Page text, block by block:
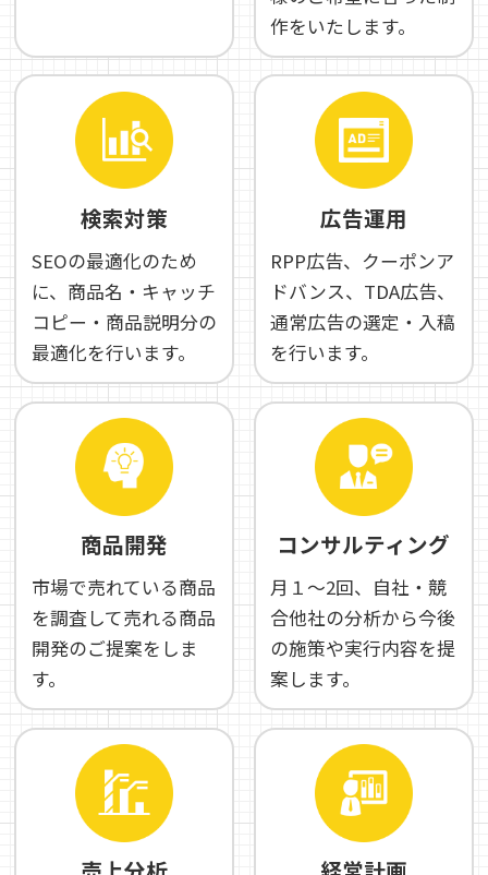
作をいたします。
検索対策
SEOの最適化のため
に、商品名・キャッチ
コピー・商品説明分の
最適化を行います。
広告運用
RPP広告、クーポンア
ドバンス、TDA広告、
通常広告の選定・入稿
を行います。
商品開発
市場で売れている商品
を調査して売れる商品
開発のご提案をしま
す。
コンサルティング
月１～2回、自社・競
合他社の分析から今後
の施策や実行内容を提
案します。